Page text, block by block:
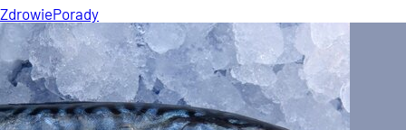
ZdrowiePorady